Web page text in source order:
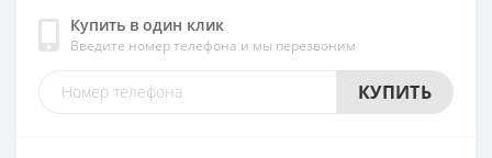
Купить в один клик
Введите номер телефона и мы перезвоним
КУПИТЬ